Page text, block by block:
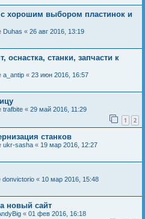
с хорошим выбором пластинок и
Duhas « 26 авг 2016, 13:19
оснастка, станки, запчасти к
a_antip « 23 июн 2016, 16:57
trafbite « 29 май 2016, 11:29
1 2
станков
ukr-sasha « 19 мар 2016, 12:27
donvictorio « 10 мар 2016, 15:48
новый сайт
« 01 фев 2016, 16:18